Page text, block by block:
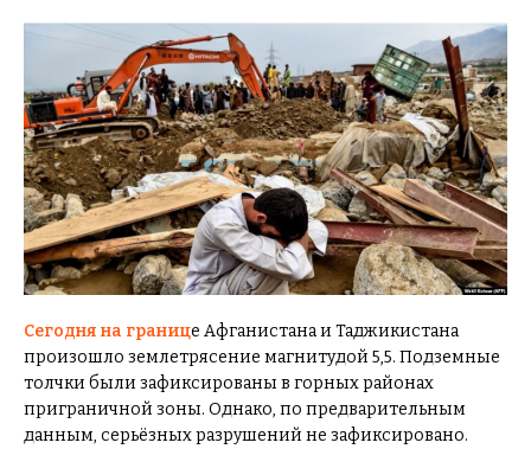
Сегодня на границе Афганистана и Таджикистана
произошло землетрясение магнитудой 5,5. Подземные
толчки были зафиксированы в горных районах
приграничной зоны. Однако, по предварительным
данным, серьёзных разрушений не зафиксировано.